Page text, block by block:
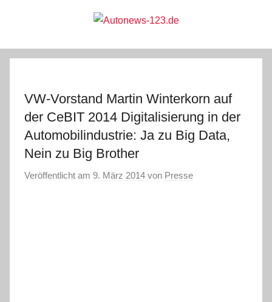
Autonews-
VW-Vorstand Martin Winterkorn auf
der CeBIT 2014 Digitalisierung in der
Automobilindustrie: Ja zu Big Data,
Nein zu Big Brother
Veröffentlicht am 9. März 2014 von Presse